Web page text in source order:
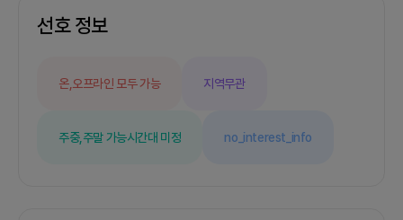
선호 정보
온,오프라인 모두 가능 지역무관
주중,주말 가능시간대 미정 no_interest_info